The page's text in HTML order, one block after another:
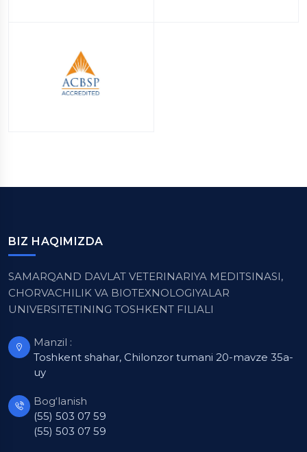
BIZ HAQIMIZDA
SAMARQAND DAVLAT VETERINARIYA MEDITSINASI,
CHORVACHILIK VA BIOTEXNOLOGIYALAR
UNIVERSITETINING TOSHKENT FILIALI
Manzil :
Toshkent shahar, Chilonzor tumani 20-mavze 35a-
uy
Bog‘lanish
(55) 503 07 59
(55) 503 07 59